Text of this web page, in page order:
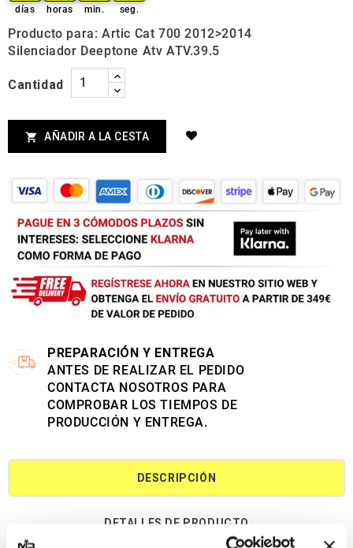
días horas min. seg.
Producto para: Artic Cat 700 2012>2014
Silenciador Deeptone Atv ATV.39.5
Cantidad
 AÑADIR A LA CESTA
PREPARACIÓN Y ENTREGA
ANTES DE REALIZAR EL PEDIDO
CONTACTA NOSOTROS PARA
COMPROBAR LOS TIEMPOS DE
PRODUCCIÓN Y ENTREGA.
DESCRIPCIÓN
DETALLES DE PRODUCTO